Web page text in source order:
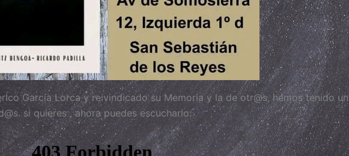
García Lorca y reivindicado su Memoria y la de otr@s, hemos tenido un
si quieres , ahora puedes escucharlo: